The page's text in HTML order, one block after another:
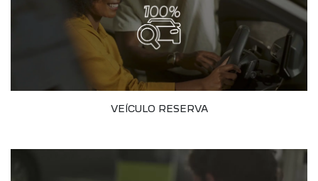
VEÍCULO RESERVA